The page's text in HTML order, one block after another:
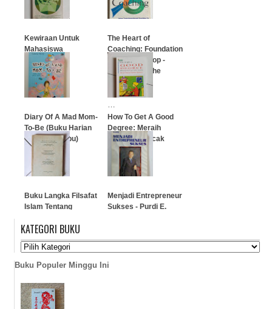
Kewiraan Untuk
Mahasiswa
…
The Heart of
Coaching: Foundation
- Learning Loop -
Forwarding The
Action
Diary Of A Mad Mom-
To-Be (Buku Harian
Sang Calon Ibu)
How To Get A Good
Degree: Meraih
Prestasi Puncak
Akademis
Buku Langka Filsafat
Islam Tentang
Chaldun
…
Menjadi Entrepreneur
Sukses - Purdi E.
…
KATEGORI BUKU
Buku Populer Minggu Ini